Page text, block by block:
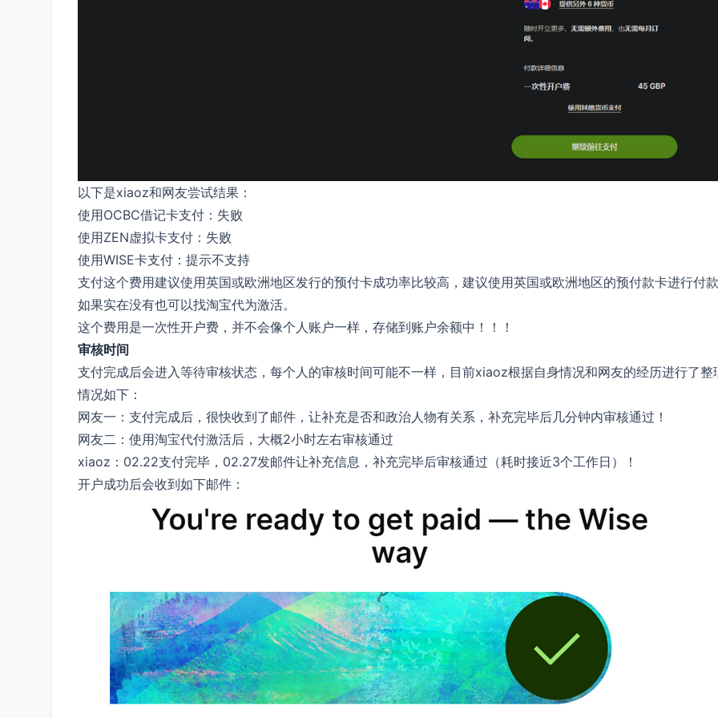
以下是xiaoz和网友尝试结果：
使用OCBC借记卡支付：失败
使用ZEN虚拟卡支付：失败
使用WISE卡支付：提示不支持
支付这个费用建议使用英国或欧洲地区发行的预付卡成功率比较高，建议使用英国或欧洲地区的预付款卡进行付
如果实在没有也可以找淘宝代为激活。
这个费用是一次性开户费，并不会像个人账户一样，存储到账户余额中！！！
审核时间
支付完成后会进入等待审核状态，每个人的审核时间可能不一样，目前xiaoz根据自身情况和网友的经历进行了整
情况如下：
网友一：支付完成后，很快收到了邮件，让补充是否和政治人物有关系，补充完毕后几分钟内审核通过！
网友二：使用淘宝代付激活后，大概2小时左右审核通过
xiaoz：02.22支付完毕，02.27发邮件让补充信息，补充完毕后审核通过（耗时接近3个工作日）！
开户成功后会收到如下邮件：